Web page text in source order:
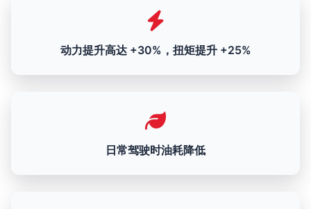
动力提升高达 +30%，扭矩提升 +25%
日常驾驶时油耗降低